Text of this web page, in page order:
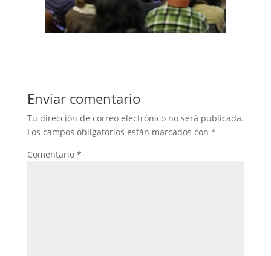
Enviar comentario
Tu dirección de correo electrónico no será publicada.
Los campos obligatorios están marcados con *
Comentario *